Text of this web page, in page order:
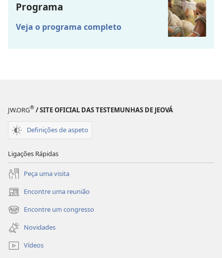
Programa
Veja o programa completo
JW.ORG® / SITE OFICIAL DAS TESTEMUNHAS DE JEOVÁ
Definições de aspeto
Ligações Rápidas
Peça uma visita
Encontre uma reunião
(abre
uma
nova
janela)
Encontre um congresso
(abre
uma
nova
janela)
Novidades
Vídeos